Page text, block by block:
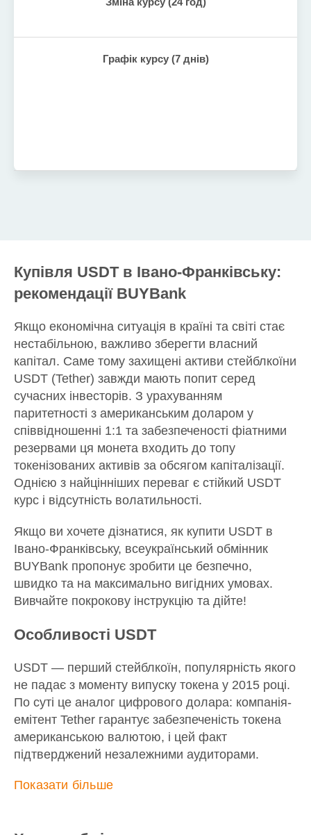
Графік курсу (7 днів)
Купівля USDT в Івано-Франківську:
рекомендації BUYBank
Якщо економічна ситуація в країні та світі стає
нестабільною, важливо зберегти власний
капітал. Саме тому захищені активи стейблкоїни
USDT (Tether) завжди мають попит серед
сучасних інвесторів. З урахуванням
паритетності з американським доларом у
співвідношенні 1:1 та забезпеченості фіатними
резервами ця монета входить до топу
токенізованих активів за обсягом капіталізації.
Однією з найцінніших переваг є стійкий USDT
курс і відсутність волатильності.
Якщо ви хочете дізнатися, як купити USDT в
Івано-Франківську, всеукраїнський обмінник
BUYBank пропонує зробити це безпечно,
швидко та на максимально вигідних умовах.
Вивчайте покрокову інструкцію та дійте!
Особливості USDT
USDT — перший стейблкоїн, популярність якого
не падає з моменту випуску токена у 2015 році.
По суті це аналог цифрового долара: компанія-
емітент Tether гарантує забезпеченість токена
американською валютою, і цей факт
підтверджений незалежними аудиторами.
Показати більше